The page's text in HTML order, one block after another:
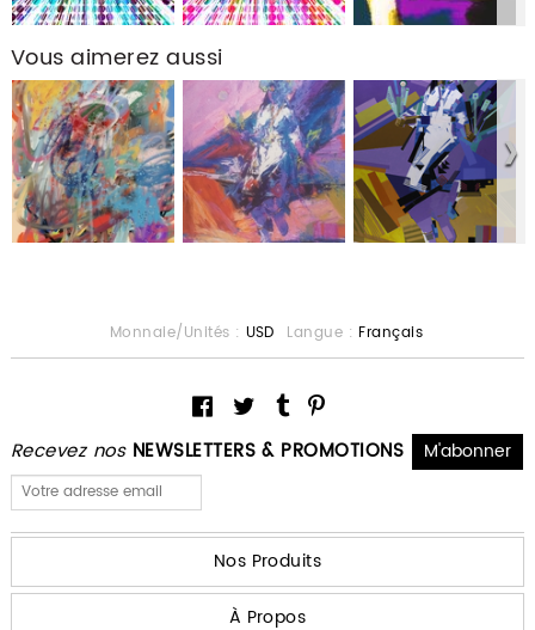
Vous aimerez aussi
Recevez nos NEWSLETTERS & PROMOTIONS
Monnaie/Unités : USD Langue : Français
Nos Produits
À Propos